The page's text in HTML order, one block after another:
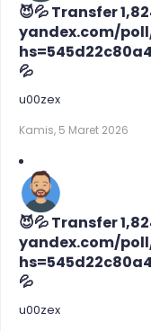
😈💦 Transfer
yandex.com/poll/
💦
u00zex
Kamis, 5 Maret 2026
😈💦 Transfer
yandex.com/poll/
💦
u00zex